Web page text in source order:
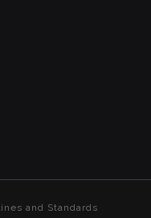
and Standards